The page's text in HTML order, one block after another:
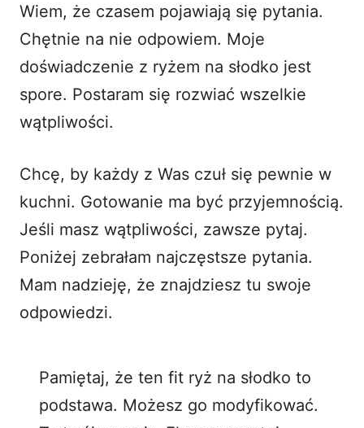
Wiem, że czasem pojawiają się pytania.
Chętnie na nie odpowiem. Moje
doświadczenie z ryżem na słodko jest
spore. Postaram się rozwiać wszelkie
wątpliwości.
Chcę, by każdy z Was czuł się pewnie w
kuchni. Gotowanie ma być przyjemnością.
Jeśli masz wątpliwości, zawsze pytaj.
Poniżej zebrałam najczęstsze pytania.
Mam nadzieję, że znajdziesz tu swoje
odpowiedzi.
Pamiętaj, że ten fit ryż na słodko to
podstawa. Możesz go modyfikować.